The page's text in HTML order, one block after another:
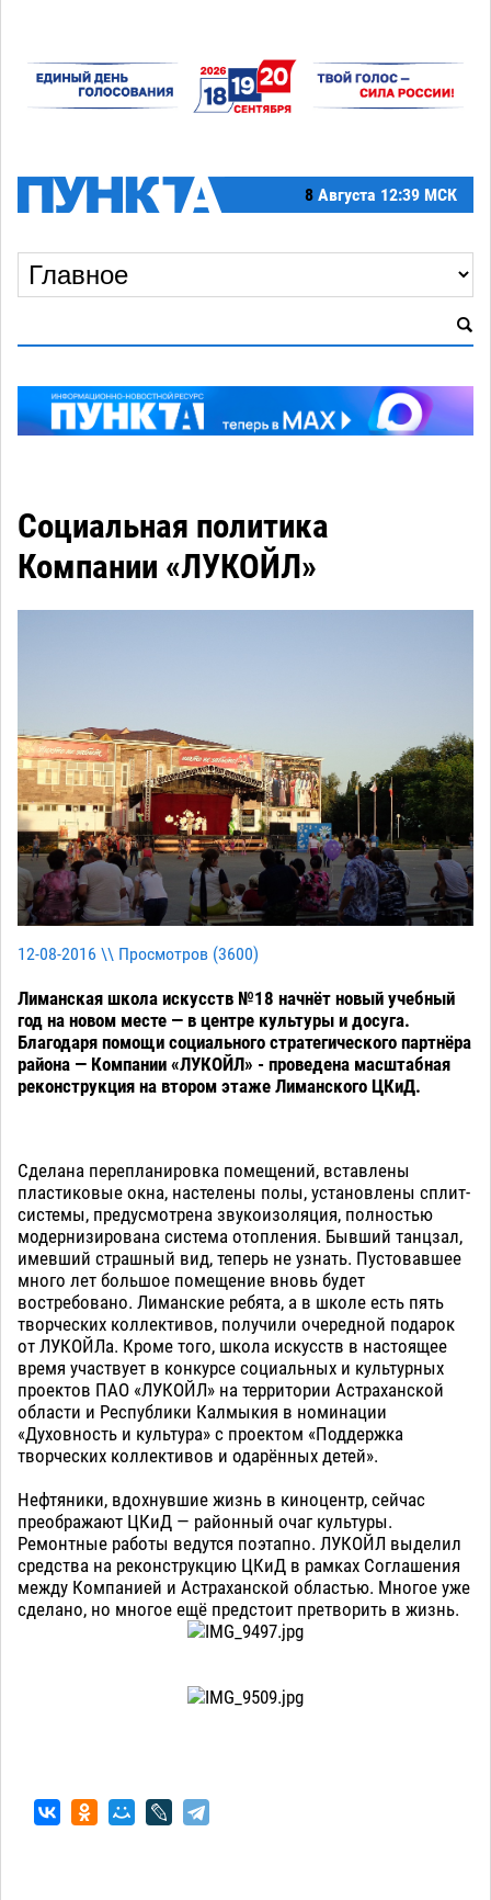
8 Августа 12:39 МСК
Социальная политика
Компании «ЛУКОЙЛ»
12-08-2016 \\ Просмотров (3600)
Лиманская школа искусств №18 начнёт новый учебный
год на новом месте — в центре культуры и досуга.
Благодаря помощи социального стратегического партнёра
района — Компании «ЛУКОЙЛ» - проведена масштабная
реконструкция на втором этаже Лиманского ЦКиД.
Сделана перепланировка помещений, вставлены
пластиковые окна, настелены полы, установлены сплит-
системы, предусмотрена звукоизоляция, полностью
модернизирована система отопления. Бывший танцзал,
имевший страшный вид, теперь не узнать. Пустовавшее
много лет большое помещение вновь будет
востребовано. Лиманские ребята, а в школе есть пять
творческих коллективов, получили очередной подарок
от ЛУКОЙЛа. Кроме того, школа искусств в настоящее
время участвует в конкурсе социальных и культурных
проектов ПАО «ЛУКОЙЛ» на территории Астраханской
области и Республики Калмыкия в номинации
«Духовность и культура» с проектом «Поддержка
творческих коллективов и одарённых детей».
Нефтяники, вдохнувшие жизнь в киноцентр, сейчас
преображают ЦКиД — районный очаг культуры.
Ремонтные работы ведутся поэтапно. ЛУКОЙЛ выделил
средства на реконструкцию ЦКиД в рамках Соглашения
между Компанией и Астраханской областью. Многое уже
сделано, но многое ещё предстоит претворить в жизнь.